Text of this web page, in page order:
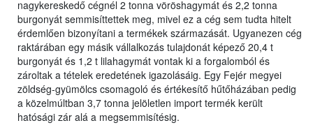
nagykereskedő cégnél 2 tonna vöröshagymát és 2,2 tonna
burgonyát semmisíttettek meg, mivel ez a cég sem tudta hitelt
érdemlően bizonyítani a termékek származását. Ugyanezen cég
raktárában egy másik vállalkozás tulajdonát képező 20,4 t
burgonyát és 1,2 t lilahagymát vontak ki a forgalomból és
zároltak a tételek eredetének igazolásáig. Egy Fejér megyei
zöldség-gyümölcs csomagoló és értékesítő hűtőházában pedig
a közelmúltban 3,7 tonna jelöletlen import termék került
hatósági zár alá a megsemmisítésig.